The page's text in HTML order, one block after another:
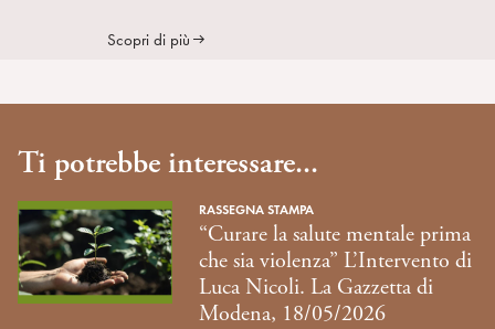
Scopri di più
Ti potrebbe interessare...
RASSEGNA STAMPA
“Curare la salute mentale prima
che sia violenza” L’Intervento di
Luca Nicoli. La Gazzetta di
Modena, 18/05/2026